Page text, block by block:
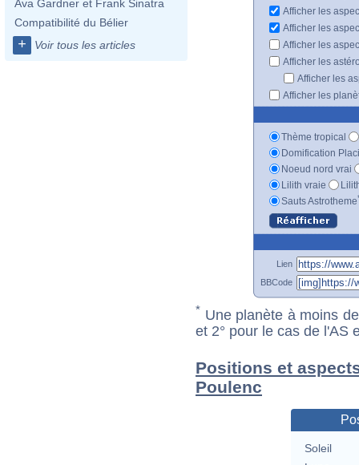
Ava Gardner et Frank Sinatra
Compatibilité du Bélier
+ Voir tous les articles
Afficher les
Afficher les
Afficher les
Afficher les
Afficher les
Afficher les
Thème tropical
Domification
Noeud nord vrai
Lilith vraie
Sauts Astrotheme
Lien
BBCode
* Une planète à moins
et 2° pour le cas de l'AS
Positions et
Poulenc
Soleil